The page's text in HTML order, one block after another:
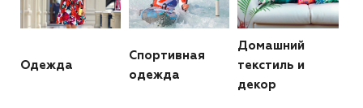
Одежда
Спортивная
одежда
Домашний
текстиль и
декор